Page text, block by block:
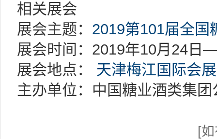
相关展会
展会主题： 2019第101届全国
展会时间：2019年10月24日
展会地点： 天津梅江国际会
主办单位：中国糖业酒类集团
[